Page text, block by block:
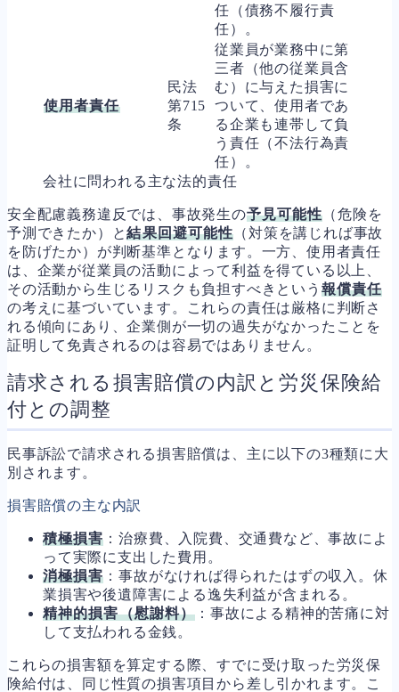
任（債務不履行責
任）。
使用者責任
民法
第715
条
従業員が業務中に第
三者（他の従業員含
む）に与えた損害に
ついて、使用者であ
る企業も連帯して負
う責任（不法行為責
任）。
会社に問われる主な法的責任
安全配慮義務違反では、事故発生の予見可能性 （危険を
予測できたか）と結果回避可能性 （対策を講じれば事故
を防げたか）が判断基準となります。一方、使用者責任
は、企業が従業員の活動によって利益を得ている以上、
その活動から生じるリスクも負担すべきという 報償責任
の考えに基づいています。これらの責任は厳格に判断さ
れる傾向にあり、企業側が一切の過失がなかったことを
証明して免責されるのは容易ではありません。
請求される損害賠償の内訳と労災保険給
付との調整
民事訴訟で請求される損害賠償は、主に以下の3種類に大
別されます。
損害賠償の主な内訳
積極損害 ：治療費、入院費、交通費など、事故によ
って実際に支出した費用。
消極損害 ：事故がなければ得られたはずの収入。休
業損害や後遺障害による逸失利益が含まれる。
精神的損害（慰謝料） ：事故による精神的苦痛に対
して支払われる金銭。
これらの損害額を算定する際、すでに受け取った労災保
険給付は、同じ性質の損害項目から差し引かれます。こ